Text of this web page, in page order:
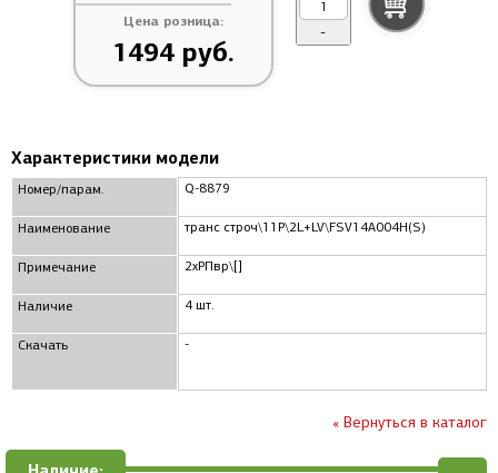
Цена розница:
1494 руб.
-
Характеристики модели
Номер/парам.
Наименование
Примечание
Наличие
Скачать
Q-8879
транс строч\11P\2L+LV\FSV14A004H(S)
2xРПвр\[]
4 шт.
-
« Вернуться в каталог